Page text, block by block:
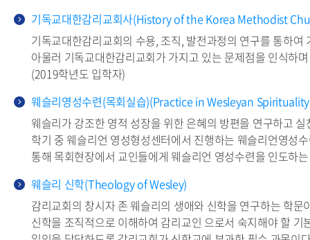
기독교대한감리교회사(History of the Korea Methodist
기독교대한감리교회의 수용, 조직, 발전과정의 연구를 통하
아울러 기독교대한감리교회가 가지고 있는 문제점을 인식하
(2019학년도 입학자)
웨슬리영성수련(목회실습)(Practice in Wesleyan
웨슬리가 강조한 영적 성장을 위한 은혜의 방편을 연구하고
학기 중 웨슬리언 영성형성센터에서 진행하는 웨슬리언영성
통해 목회현장에서 교인들에게 웨슬리언 영성수련을 인도하
웨슬리 신학(Theology of Wesley)
감리교회의 창시자 존 웨슬리의 생애와 신학을 연구하는 학
신학을 조직적으로 이해하여 감리교인 으로서 숙지해야 할